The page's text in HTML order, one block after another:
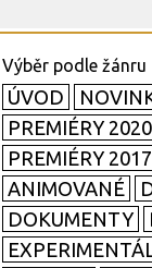
ÚVOD
PREMIÉRY 2020
PREMIÉRY 2017
ANIMOVANÉ
DOKUMENTY